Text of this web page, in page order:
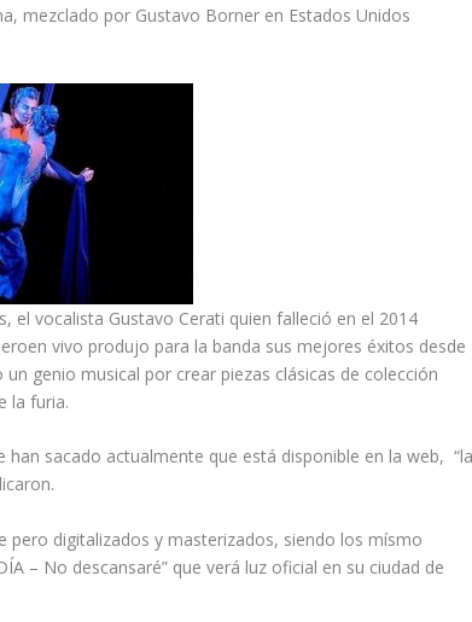
mezclado por Gustavo Borner en Estados Unidos
el vocalista Gustavo Cerati quien falleció en el 2014
vivo produjo para la banda sus mejores éxitos desde
genio musical por crear piezas clásicas de colección
la furia.
sacado actualmente que está disponible en la web,
digitalizados y masterizados, siendo los mísmo
– No descansaré” que verá luz oficial en su ciudad de